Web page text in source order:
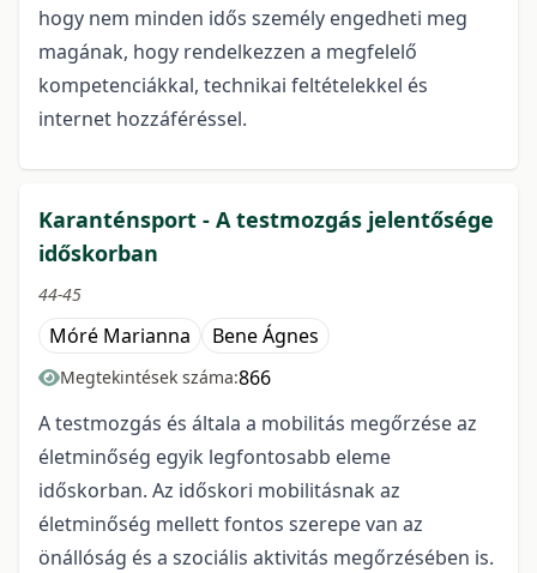
hogy nem minden idős személy engedheti meg
magának, hogy rendelkezzen a megfelelő
kompetenciákkal, technikai feltételekkel és
internet hozzáféréssel.
Karanténsport - A testmozgás jelentősége
időskorban
44-45
Móré Marianna Bene Ágnes
Megtekintések száma:866
A testmozgás és általa a mobilitás megőrzése az
életminőség egyik legfontosabb eleme
időskorban. Az időskori mobilitásnak az
életminőség mellett fontos szerepe van az
önállóság és a szociális aktivitás megőrzésében is.